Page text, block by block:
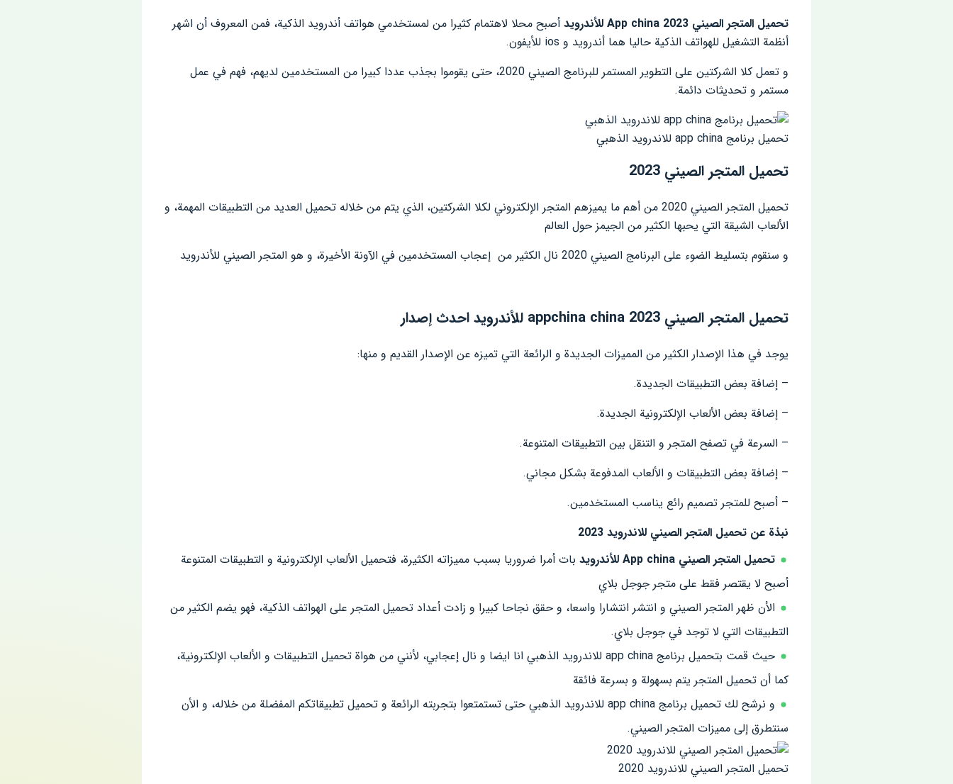
تحميل المتجر الصيني 2023 App china للأندرويد
أصبح محلا لاهتمام كثيرا من لمستخدمي هواتف أندرويد الذكية، فمن المعروف أن اشهر
أنظمة التشغيل للهواتف الذكية حاليا هما أندرويد و ios للأيفون.
و تعمل كلا الشركتين على التطوير المستمر للبرنامج الصيني 2020، حتى يقوموا بجذب عددا كبيرا من المستخدمين لديهم، فهم في عمل
مستمر و تحديثات دائمة.
تحميل برنامج app china للاندرويد الذهبي
تحميل المتجر الصيني 2023
تحميل المتجر الصيني 2020 من أهم ما يميزهم المتجر الإلكتروني لكلا الشركتين، الذي يتم من خلاله تحميل العديد من التطبيقات المهمة، و
الألعاب الشيقة التي يحبها الكثير من الجيمز حول العالم
و سنقوم بتسليط الضوء على البرنامج الصيني 2020 نال الكثير من إعجاب المستخدمين في الآونة الأخيرة، و هو المتجر الصيني للأندرويد
تحميل المتجر الصيني appchina china 2023 للأندرويد احدث إصدار
يوجد في هذا الإصدار الكثير من المميزات الجديدة و الرائعة التي تميزه عن الإصدار القديم و منها:
– إضافة بعض التطبيقات الجديدة.
– إضافة بعض الألعاب الإلكترونية الجديدة.
– السرعة في تصفح المتجر و التنقل بين التطبيقات المتنوعة.
– إضافة بعض التطبيقات و الألعاب المدفوعة بشكل مجاني.
– أصبح للمتجر تصميم رائع يناسب المستخدمين.
نبذة عن تحميل المتجر الصيني للاندرويد 2023
تحميل المتجر الصيني App china للأندرويد
بات أمرا ضروريا بسبب مميزاته الكثيرة، فتحميل الألعاب الإلكترونية و التطبيقات المتنوعة
أصبح لا يقتصر فقط على متجر جوجل بلاي
الأن ظهر المتجر الصيني و انتشر انتشارا واسعا، و حقق نجاحا كبيرا و زادت أعداد تحميل المتجر على الهواتف الذكية، فهو يضم الكثير من
التطبيقات التي لا توجد في جوجل بلاي.
حيث قمت بتحميل برنامج app china للاندرويد الذهبي انا ايضا و نال إعجابي، لأنني من هواة تحميل التطبيقات و الألعاب الإلكترونية،
كما أن تحميل المتجر يتم بسهولة و بسرعة فائقة
و نرشح لك تحميل برنامج app china للاندرويد الذهبي حتى تستمتعوا بتجربته الرائعة و تحميل تطبيقاتكم المفضلة من خلاله، و الأن
سنتطرق إلى مميزات المتجر الصيني.
تحميل المتجر الصيني للاندرويد 2020